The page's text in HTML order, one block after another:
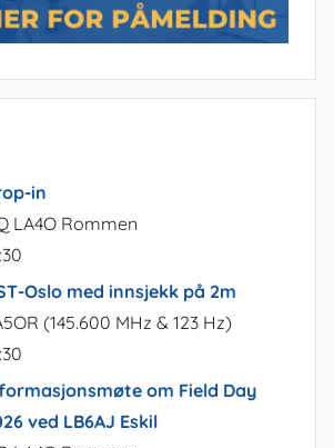
in
LA4O Rommen
Oslo med innsjekk på 2m
(145.600 MHz & 123 Hz)
om Field Day
ved LB6AJ Eskil